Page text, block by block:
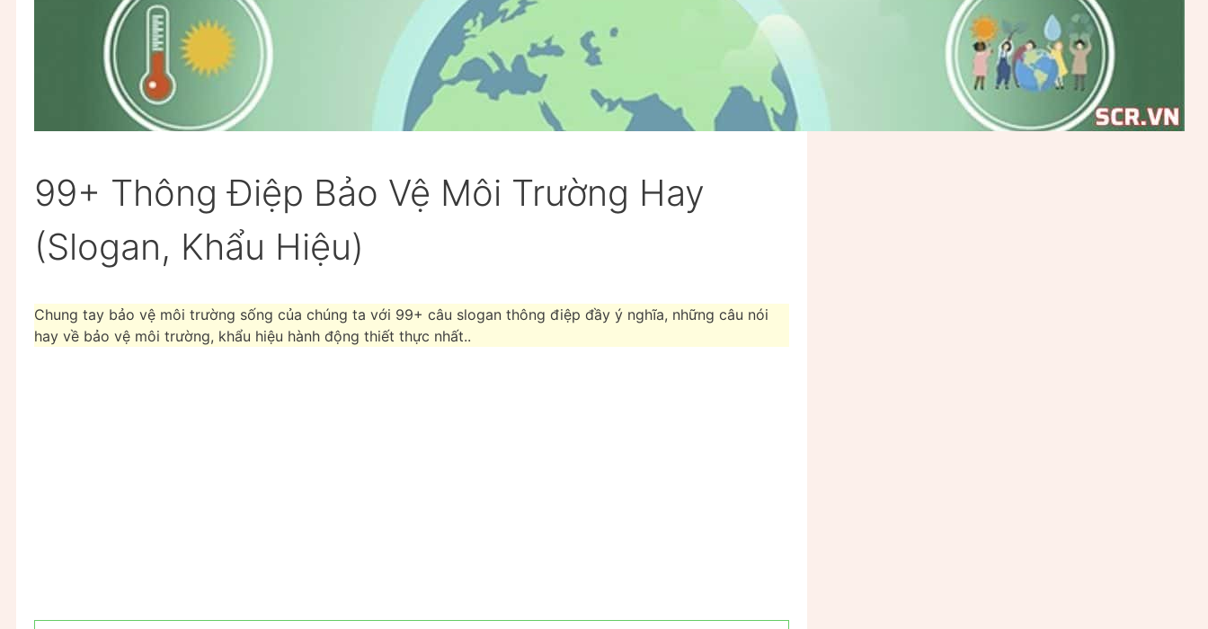
99+ Thông Điệp Bảo Vệ Môi Trường Hay
(Slogan, Khẩu Hiệu)
Chung tay bảo vệ môi trường sống của chúng ta với 99+ câu slogan thông điệp đầy ý nghĩa, những câu nói
hay về bảo vệ môi trường, khẩu hiệu hành động thiết thực nhất..